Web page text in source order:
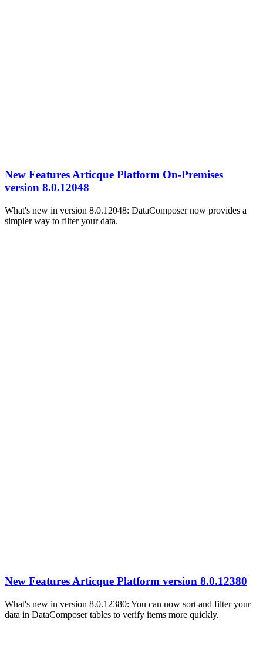
New Features Articque Platform On-Premises
version 8.0.12048
What's new in version 8.0.12048: DataComposer now provides a
simpler way to filter your data.
New Features Articque Platform version 8.0.12380
What's new in version 8.0.12380: You can now sort and filter your
data in DataComposer tables to verify items more quickly.